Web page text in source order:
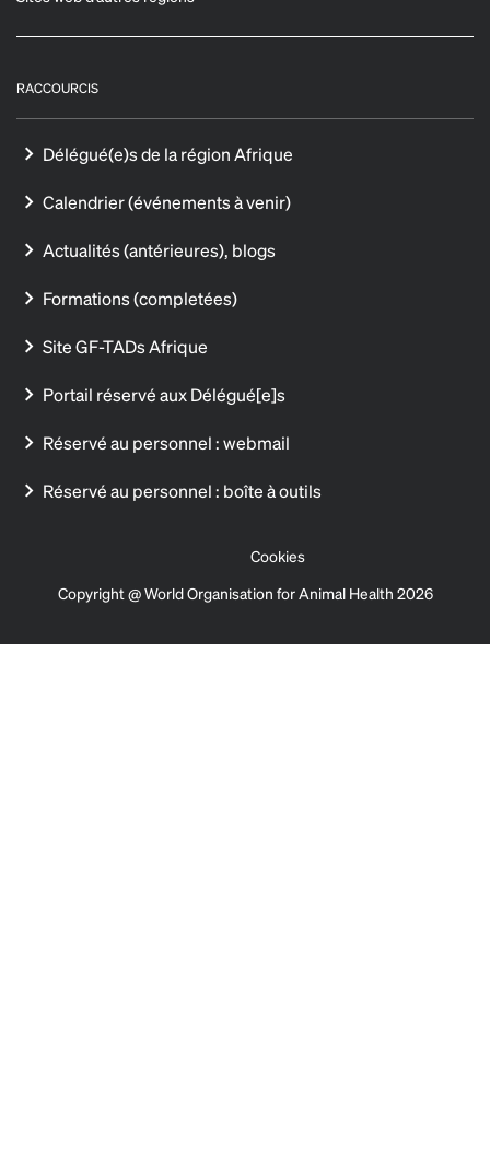
RACCOURCIS
Délégué(e)s de la région Afrique
Calendrier (événements à venir)
Actualités (antérieures), blogs
Formations (completées)
Site GF-TADs Afrique
Portail réservé aux Délégué[e]s
Réservé au personnel : webmail
Réservé au personnel : boîte à outils
Cookies
Copyright @ World Organisation for Animal Health 2026